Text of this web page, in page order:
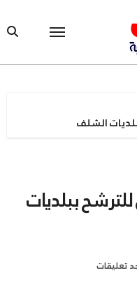
الشلف
ببلديات
تعليقات